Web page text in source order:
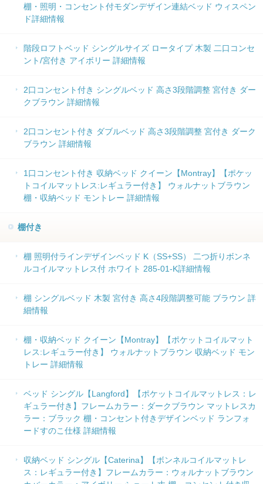
棚・照明・コンセント付モダンデザイン連結ベッド ウィスペン
ド詳細情報
階段ロフトベッド シングルサイズ ロータイプ 木製 二口コンセ
ント/宮付き アイボリー 詳細情報
2口コンセント付き シングルベッド 高さ3段階調整 宮付き ダー
クブラウン 詳細情報
2口コンセント付き ダブルベッド 高さ3段階調整 宮付き ダーク
ブラウン 詳細情報
1口コンセント付き 収納ベッド クイーン【Montray】【ポケッ
トコイルマットレス:レギュラー付き】 ウォルナットブラウン
棚・収納ベッド モントレー 詳細情報
棚付き
棚 照明付ラインデザインベッド K（SS+SS） 二つ折りボンネ
ルコイルマットレス付 ホワイト 285-01-K詳細情報
棚 シングルベッド 木製 宮付き 高さ4段階調整可能 ブラウン 詳
細情報
棚・収納ベッド クイーン【Montray】【ポケットコイルマット
レス:レギュラー付き】 ウォルナットブラウン 収納ベッド モン
トレー 詳細情報
ベッド シングル【Langford】【ポケットコイルマットレス：レ
ギュラー付き】フレームカラー：ダークブラウン マットレスカ
ラー：ブラック 棚・コンセント付きデザインベッド ランフォ
ードすのこ仕様 詳細情報
収納ベッド シングル【Caterina】【ボンネルコイルマットレ
ス：レギュラー付き】フレームカラー：ウォルナットブラウン